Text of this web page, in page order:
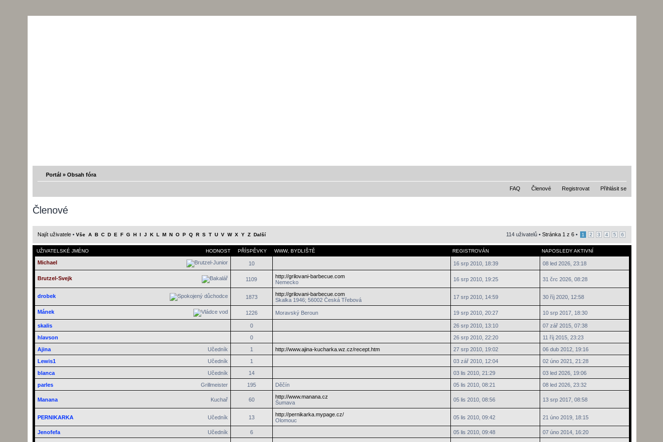
Portál» Obsah fóra
FAQ Členové Registrovat Přihlásit se
Členové
Najít uživatele• Vše A B C D E F G H I J K L M N O P Q R S T U V W X Y Z Další 114 uživatelů •Stránka 1 z6 • 1 2 3 4 5 6
HODNOST
UŽIVATELSKÉ JMÉNO PŘÍSPĚVKY WWW, BYDLIŠTĚ REGISTROVÁN NAPOSLEDY AKTIVNÍ
Michael 10 16 srp 2010, 18:39 08 led 2026, 23:18
Brutzel-Svejk 1109
http://grilovani-barbecue.com
Nemecko
16 srp 2010, 19:25 31 črc 2026, 08:28
drobek 1873
http://grilovani-barbecue.com
Skalka 1946; 56002 Česká Třebová
17 srp 2010, 14:59 30 říj 2020, 12:58
Mánek 1226 Moravský Beroun 19 srp 2010, 20:27 10 srp 2017, 18:30
skalis 0 26 srp 2010, 13:10
07 zář 2015, 07:38
hlavson
0 26 srp 2010, 22:20
11 říj 2015, 23:23
Učedník
Ajina 1 http://www.ajina-kucharka.wz.cz/recept.htm 27 srp 2010, 19:02
06 dub 2012, 19:16
Učedník
Lewis1 1 03 zář 2010, 12:04
02 úno 2021, 21:28
Učedník
blanca 14 03 lis 2010, 21:29
03 led 2026, 19:06
Grillmeister
parles 195 Děčín 05 lis 2010, 08:21 08 led 2026, 23:32
Kuchař
Manana 60
http://www.manana.cz
Šumava
05 lis 2010, 08:56 13 srp 2017, 08:58
Učedník
PERNIKARKA 13
http://pernikarka.mypage.cz/
Olomouc
05 lis 2010, 09:42 21 úno 2019, 18:15
Učedník
Jenofefa 6 05 lis 2010, 09:48
07 úno 2014, 16:20